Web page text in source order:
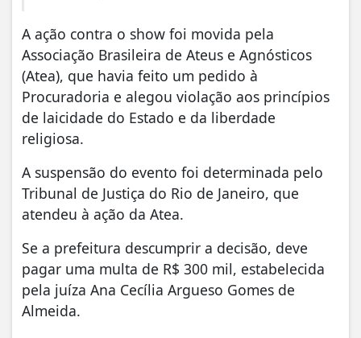
A ação contra o show foi movida pela
Associação Brasileira de Ateus e Agnósticos
(Atea), que havia feito um pedido à
Procuradoria e alegou violação aos princípios
de laicidade do Estado e da liberdade
religiosa.
A suspensão do evento foi determinada pelo
Tribunal de Justiça do Rio de Janeiro, que
atendeu à ação da Atea.
Se a prefeitura descumprir a decisão, deve
pagar uma multa de R$ 300 mil, estabelecida
pela juíza Ana Cecília Argueso Gomes de
Almeida.